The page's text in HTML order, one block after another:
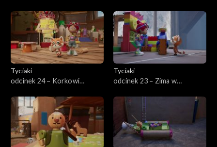
Tyciaki
odcinek 24 – Korkowi
Tyciaki
odcinek 23 – Zima w